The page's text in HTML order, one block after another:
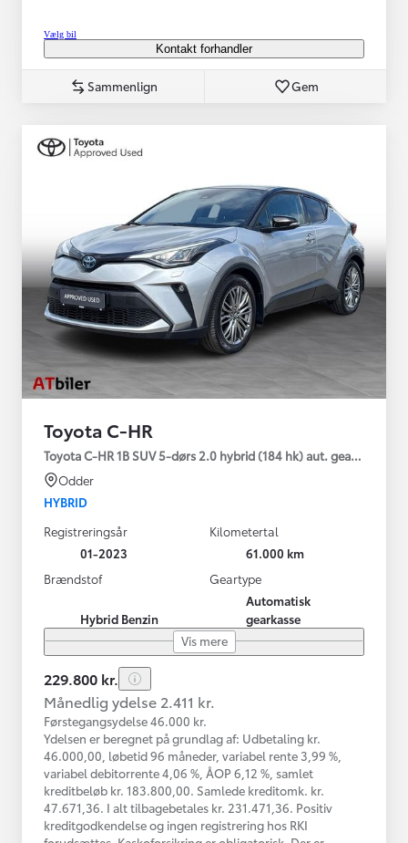
Vælg bil
Kontakt forhandler
Sammenlign Gem
Toyota C-HR
Toyota C-HR 1B SUV 5-dørs 2.0 hybrid (184 hk) aut. gear C-HIC
Odder
HYBRID
Registreringsår
01-2023
Kilometertal
61.000 km
Brændstof
Hybrid Benzin
Geartype
Automatisk
gearkasse
Vis mere
229.800 kr.
Månedlig ydelse 2.411 kr.
Førstegangsydelse 46.000 kr.
Ydelsen er beregnet på grundlag af: Udbetaling kr.
46.000,00, løbetid 96 måneder, variabel rente 3,99 %,
variabel debitorrente 4,06 %, ÅOP 6,12 %, samlet
kreditbeløb kr. 183.800,00. Samlede kreditomk. kr.
47.671,36. I alt tilbagebetales kr. 231.471,36. Positiv
kreditgodkendelse og ingen registrering hos RKI